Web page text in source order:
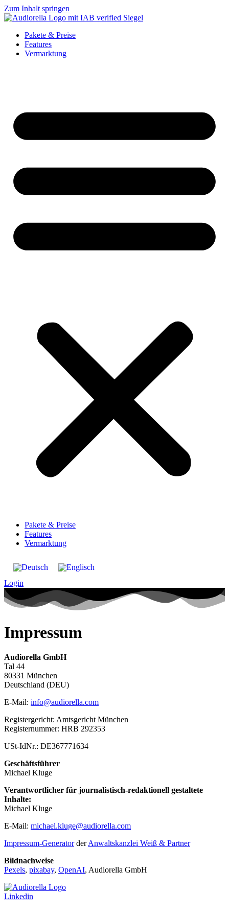
Zum Inhalt springen
Pakete & Preise
Features
Vermarktung
Pakete & Preise
Features
Vermarktung
Login
Impressum
Audiorella GmbH
Tal 44
80331 München
Deutschland (DEU)
E-Mail: info@audiorella.com
Registergericht: Amtsgericht München
Registernummer: HRB 292353
USt-IdNr.: DE367771634
Geschäftsführer
Michael Kluge
Verantwortlicher für journalistisch-redaktionell gestaltete
Inhalte:
Michael Kluge
E-Mail: michael.kluge@audiorella.com
Impressum-GeneratorderAnwaltskanzlei Weiß & Partner
Bildnachweise
Pexels, pixabay, OpenAI, Audiorella GmbH
Linkedin